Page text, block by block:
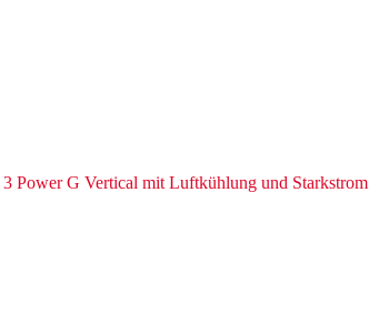
Power G Vertical mit Luftkühlung und Starkstrom